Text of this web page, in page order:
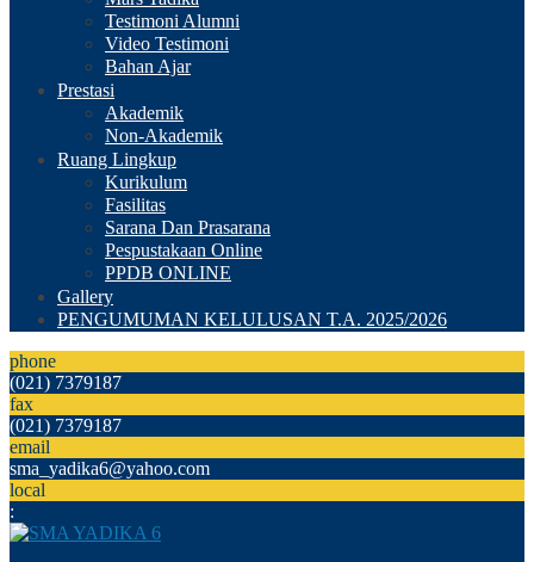
Testimoni Alumni
Video Testimoni
Bahan Ajar
Prestasi
Akademik
Non-Akademik
Ruang Lingkup
Kurikulum
Fasilitas
Sarana Dan Prasarana
Pespustakaan Online
PPDB ONLINE
Gallery
PENGUMUMAN KELULUSAN T.A. 2025/2026
phone
(021) 7379187
fax
(021) 7379187
email
sma_yadika6@yahoo.com
local
: